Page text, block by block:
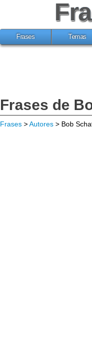
Frases Temas
Frases de
Frases >Autores > Bob